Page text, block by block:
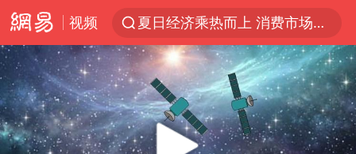
视频
夏日经济乘热而上 消费市场向新而行
白海豚对华东华北影响会大于巴威
于东来回应胖东来近25年老店年底关闭
《披荆斩棘2026》阵容官宣
全球最大级别运输船通过长江大桥